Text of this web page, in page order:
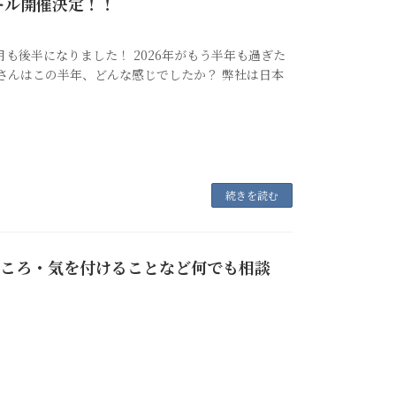
後半になりました！ 2026年がもう半年も過ぎた
はこの半年、どんな感じでしたか？ 弊社は日本
続きを読む
ろ・気を付けることなど何でも相談